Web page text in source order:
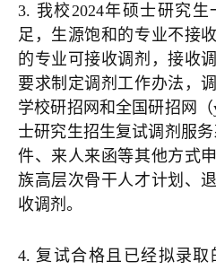
3. 我校2024年硕士研究
足，生源饱和的专业不接
的专业可接收调剂，接收
要求制定调剂工作办法，
学校研招网和全国研招网（
士研究生招生复试调剂服
件、来人来函等其他方式
族高层次骨干人才计划、
收调剂。
4. 复试合格且已经拟录取